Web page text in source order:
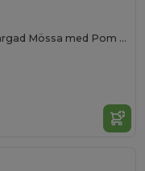
Vinterkomfort Tvåfärgad Mössa med Pom Pom